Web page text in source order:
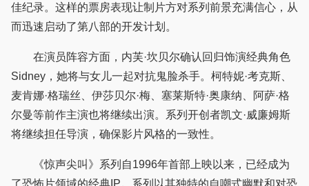
佳纪录。这样的票房表现让制片方对系列前景充满信心，从
而迅速启动了第八部的开发计划。
在演员阵容方面，内芙·坎贝尔确认回归饰演经典角色
Sidney，她将与女儿一起对抗鬼脸杀手。柯特妮·考克斯、
麦肯娜·格瑞丝、伊莎贝尔·梅、塞莱斯特·奥康纳、阿萨·格
尔曼等前作主演也将继续出演。系列开创者凯文·威廉姆斯
将继续担任导演，确保影片风格的一致性。
《惊声尖叫》系列自1996年首部上映以来，已经成为
了恐怖片领域的经典IP。系列以其独特的自嘲式幽默和对恐